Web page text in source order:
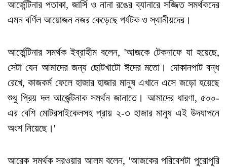
আর্জেন্টিনার পতাকা, জার্সি ও নানা রঙের ব্যানারে সজ্জিত সমর্থকদের
এমন বর্ণিল আয়োজন নজর কেড়েছে পর্যটক ও স্থানীয়দের।
আর্জেন্টিনার সমর্থক ইব্রাহীম বলেন, 'আজকে টেকনাফে যা হয়েছে,
সেটা যেন আমাদের জন্য ছোটখাটো ঈদের মতো। দোকানপাট বন্ধ
রেখে, কাজকর্ম ফেলে হাজার হাজার মানুষ এখানে এসে জড়ো হয়েছে
শুধু প্রিয় দল আর্জেন্টনাক সমর্থন জানাতে। আমাদের ধারণা, ৫০০-
এর বেশি মোটরসাইকেলসহ প্রায় ২-৩ হাজার মানুষ এই উদযাপনে
অংশ নিয়েছে।'
আরেক সমর্থক সরওয়ার আলম বলেন, 'আজকের পরিবেশটা পুরোপুরি